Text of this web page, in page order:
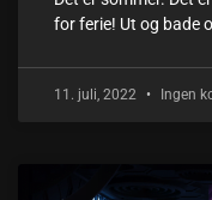
for ferie! Ut og bade
11. juli, 2022 Ingen